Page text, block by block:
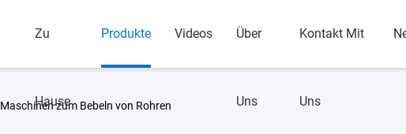
Zu
Hause
Produkte Videos Über
Uns
Kontakt Mit
Uns
Maschinen zum Bebeln von Rohren